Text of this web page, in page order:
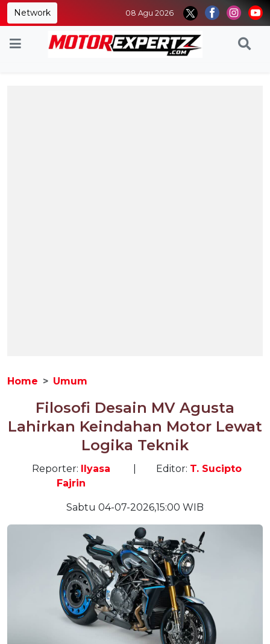
Network 08 Agu 2026
Home Umum
Filosofi Desain MV Agusta
Lahirkan Keindahan Motor Lewat
Logika Teknik
Reporter: Ilyasa
Fajrin
Editor: T. Sucipto
Sabtu 04-07-2026,15:00 WIB